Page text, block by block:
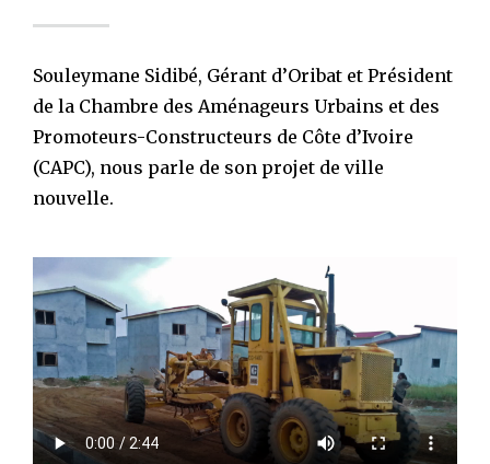
Souleymane Sidibé, Gérant d’Oribat et Président
de la Chambre des Aménageurs Urbains et des
Promoteurs-Constructeurs de Côte d’Ivoire
(CAPC), nous parle de son projet de ville
nouvelle.